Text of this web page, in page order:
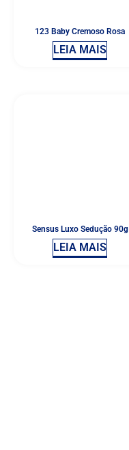
123 Baby Cremoso Rosa
LEIA MAIS
Sensus Luxo Sedução 90g
LEIA MAIS